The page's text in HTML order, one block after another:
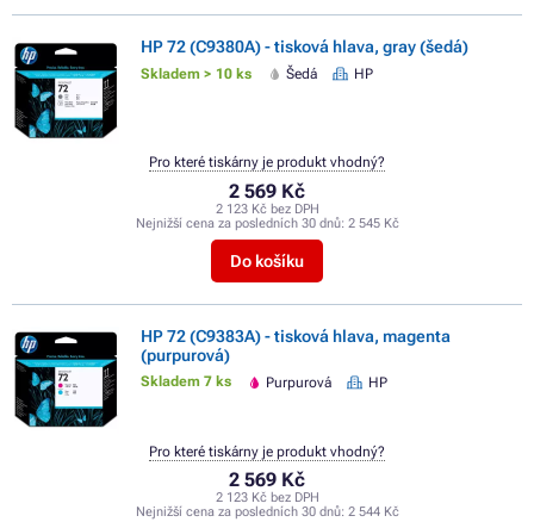
HP 72 (C9380A) - tisková hlava, gray (šedá)
Skladem > 10 ks Šedá HP
2 569 Kč
2 123 Kč bez DPH
Nejnižší cena za posledních 30 dnů: 2 545 Kč
Do košíku
Pro které tiskárny je produkt vhodný?
HP 72 (C9383A) - tisková hlava, magenta
(purpurová)
Skladem 7 ks Purpurová HP
2 569 Kč
2 123 Kč bez DPH
Nejnižší cena za posledních 30 dnů: 2 544 Kč
Pro které tiskárny je produkt vhodný?